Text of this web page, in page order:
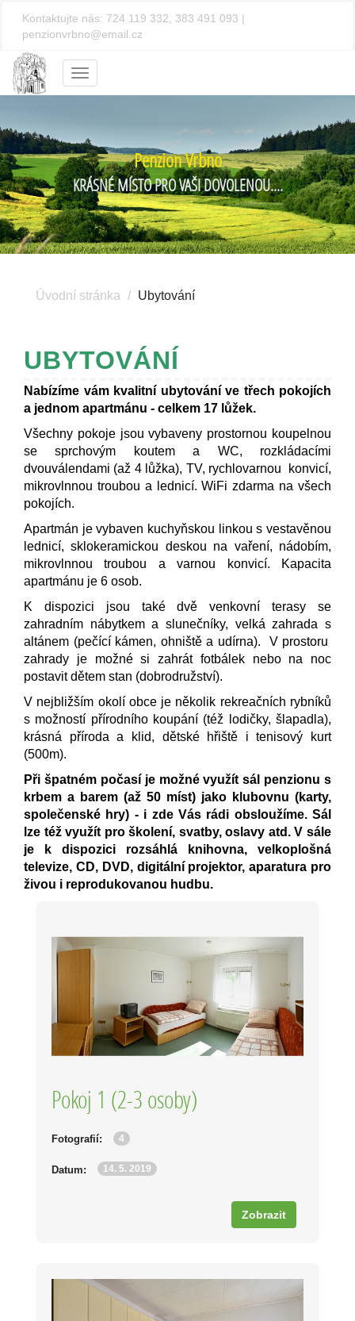
Kontaktujte nás: 724 119 332, 383 491 093 |
penzionvrbno@email.cz
Menu
Penzion Vrbno
KRÁSNÉ MÍSTO PRO VAŠI DOVOLENOU....
Úvodní stránka Ubytování
UBYTOVÁNÍ
Nabízíme vám kvalitní ubytování ve třech pokojích
a jednom apartmánu - celkem 17 lůžek.
Všechny pokoje jsou vybaveny prostornou koupelnou
se sprchovým koutem a WC, rozkládacími
dvouválendami (až 4 lůžka), TV, rychlovarnou konvicí,
mikrovlnnou troubou a lednicí. WiFi zdarma na všech
pokojích.
Apartmán je vybaven kuchyňskou linkou s vestavěnou
lednicí, sklokeramickou deskou na vaření, nádobím,
mikrovlnnou troubou a varnou konvicí. Kapacita
apartmánu je 6 osob.
K dispozici jsou také dvě venkovní terasy se
zahradním nábytkem a slunečníky, velká zahrada s
altánem (pečící kámen, ohniště a udírna). V prostoru
zahrady je možné si zahrát fotbálek nebo na noc
postavit dětem stan (dobrodružství).
V nejbližším okolí obce je několik rekreačních rybníků
s možností přírodního koupání (též lodičky, šlapadla),
krásná příroda a klid, dětské hřiště i tenisový kurt
(500m).
Při špatném počasí je možné využít sál penzionu s
krbem a barem (až 50 míst) jako klubovnu (karty,
společenské hry) - i zde Vás rádi obsloužíme. Sál
lze též využít pro školení, svatby, oslavy atd. V sále
je k dispozici rozsáhlá knihovna, velkoplošná
televize, CD, DVD, digitální projektor, aparatura pro
živou i reprodukovanou hudbu.
Pokoj 1 (2-3 osoby)
Fotografií: 4
Datum: 14. 5. 2019
Zobrazit